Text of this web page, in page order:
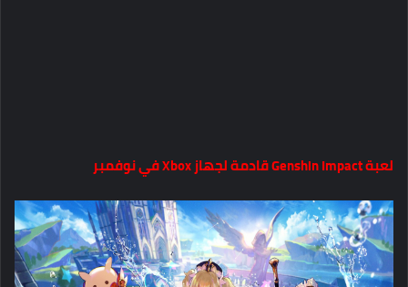
لعبة Genshin Impact قادمة لجهاز Xbox في نوفمبر